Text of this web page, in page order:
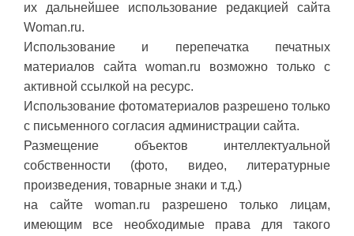
их дальнейшее использование редакцией сайта
Woman.ru.
Использование и перепечатка печатных
материалов сайта woman.ru возможно только с
активной ссылкой на ресурс.
Использование фотоматериалов разрешено только
с письменного согласия администрации сайта.
Размещение объектов интеллектуальной
собственности (фото, видео, литературные
произведения, товарные знаки и т.д.)
на сайте woman.ru разрешено только лицам,
имеющим все необходимые права для такого